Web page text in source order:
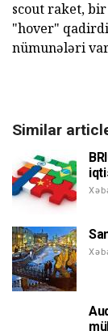
scout raket,
"hover"
nümunələri
Similar